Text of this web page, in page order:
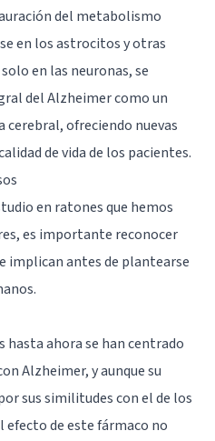
del metabolismo
en los astrocitos y otras
en las neuronas, se
del Alzheimer como un
ofreciendo nuevas
de vida de los pacientes.
en ratones que hemos
es importante reconocer
implican antes de plantearse
ahora se han centrado
Alzheimer, y aunque su
sus similitudes con el de los
efecto de este fármaco no